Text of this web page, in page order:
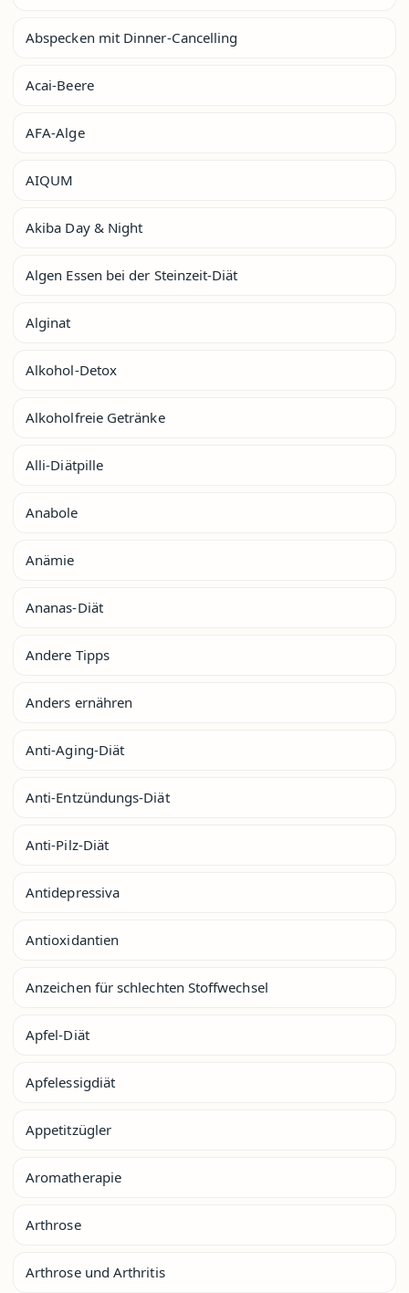
Abspecken mit Dinner-Cancelling
Acai-Beere
AFA-Alge
AIQUM
Akiba Day & Night
Algen Essen bei der Steinzeit-Diät
Alginat
Alkohol-Detox
Alkoholfreie Getränke
Alli-Diätpille
Anabole
Anämie
Ananas-Diät
Andere Tipps
Anders ernähren
Anti-Aging-Diät
Anti-Entzündungs-Diät
Anti-Pilz-Diät
Antidepressiva
Antioxidantien
Anzeichen für schlechten Stoffwechsel
Apfel-Diät
Apfelessigdiät
Appetitzügler
Aromatherapie
Arthrose
Arthrose und Arthritis